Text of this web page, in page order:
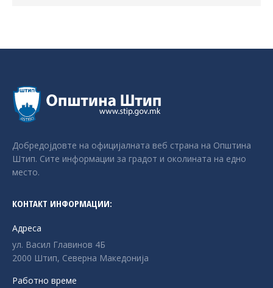
Добредојдовте на официјалната веб страна на Општина
Штип. Сите информации за градот и околината на едно
место.
КОНТАКТ ИНФОРМАЦИИ:
Адреса
ул. Васил Главинов 4Б
2000 Штип, Северна Македонија
Работно време